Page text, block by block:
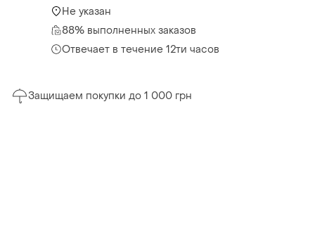
Не указан
88% выполненных заказов
Отвечает в течение 12ти часов
Защищаем покупки до 1 000 грн